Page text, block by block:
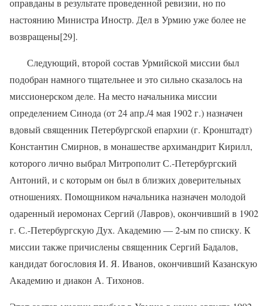
оправданы в результате проведенной ревизии, но по
настоянию Министра Иностр. Дел в Урмию уже более не
возвращены[29].
Следующий, второй состав Урмийской миссии был
подобран намного тщательнее и это сильно сказалось на
миссионерском деле. На место начальника миссии
определением Синода (от 24 апр./4 мая 1902 г.) назначен
вдовый священник Петербургской епархии (г. Кронштадт)
Константин Смирнов, в монашестве архимандрит Кирилл,
которого лично выбрал Митрополит С.-Петербургский
Антоний, и с которым он был в близких доверительных
отношениях. Помощником начальника назначен молодой
одаренный иеромонах Сергий (Лавров), окончивший в 1902
г. С.-Петербургскую Дух. Академию — 2-ым по списку. К
миссии также причислены священник Сергий Бадалов,
кандидат богословия И. Я. Иванов, окончивший Казанскую
Академию и диакон А. Тихонов.